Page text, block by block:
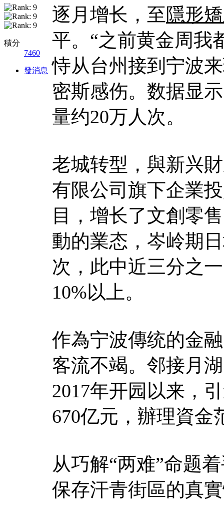
積分
7460
發消息
逐月增长，至隱形
平。“之前黄金周我
恃从台州接到宁波
密斯感伤。数据显
量约20万人次。
老城转型，與新兴
有限公司旗下企業
目，增长了文創零
動的業态，岑岭期
次，此中近三分之
10%以上。
作為宁波傳统的金
客流不竭。邻接月
2017年开园以来，
670亿元，辦理資金
从巧解“两难”命题
保存汗青街區的真